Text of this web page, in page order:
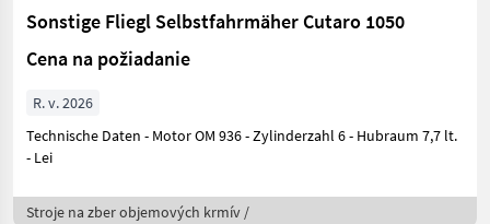
Sonstige Fliegl Selbstfahrmäher Cutaro 1050
Cena na požiadanie
R. v. 2026
Technische Daten - Motor OM 936 - Zylinderzahl 6 - Hubraum 7,7 lt.
- Lei
Stroje na zber objemových krmív /